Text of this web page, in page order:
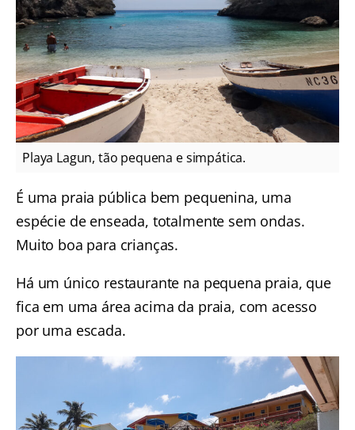
Playa Lagun, tão pequena e simpática.
É uma praia pública bem pequenina, uma
espécie de enseada, totalmente sem ondas.
Muito boa para crianças.
Há um único restaurante na pequena praia, que
fica em uma área acima da praia, com acesso
por uma escada.